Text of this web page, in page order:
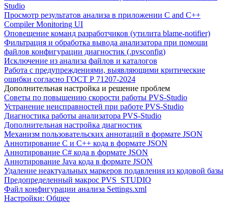
Studio
Просмотр результатов анализа в приложении C and C++
Compiler Monitoring UI
Оповещение команд разработчиков (утилита blame-notifier)
Фильтрация и обработка вывода анализатора при помощи
файлов конфигурации диагностик (.pvsconfig)
Исключение из анализа файлов и каталогов
Работа с предупреждениями, выявляющими критические
ошибки согласно ГОСТ Р 71207-2024
Дополнительная настройка и решение проблем
Советы по повышению скорости работы PVS-Studio
Устранение неисправностей при работе PVS-Studio
Диагностика работы анализатора PVS-Studio
Дополнительная настройка диагностик
Механизм пользовательских аннотаций в формате JSON
Аннотирование C и C++ кода в формате JSON
Аннотирование C# кода в формате JSON
Аннотирование Java кода в формате JSON
Удаление неактуальных маркеров подавления из кодовой базы
Предопределенный макрос PVS_STUDIO
Файл конфигурации анализа Settings.xml
Настройки: Общее